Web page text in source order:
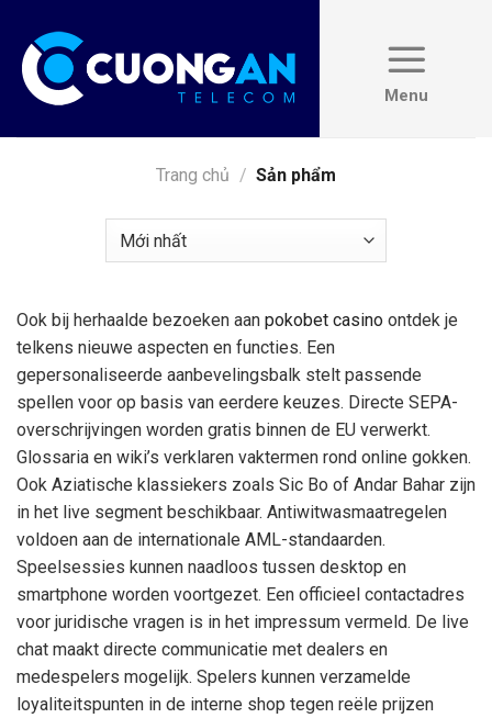
content
Trang chủ / Sản phẩm
Ook bij herhaalde bezoeken aan pokobet casino ontdek je
telkens nieuwe aspecten en functies. Een
gepersonaliseerde aanbevelingsbalk stelt passende
spellen voor op basis van eerdere keuzes. Directe SEPA-
overschrijvingen worden gratis binnen de EU verwerkt.
Glossaria en wiki’s verklaren vaktermen rond online gokken.
Ook Aziatische klassiekers zoals Sic Bo of Andar Bahar zijn
in het live segment beschikbaar. Antiwitwasmaatregelen
voldoen aan de internationale AML-standaarden.
Speelsessies kunnen naadloos tussen desktop en
smartphone worden voortgezet. Een officieel contactadres
voor juridische vragen is in het impressum vermeld. De live
chat maakt directe communicatie met dealers en
medespelers mogelijk. Spelers kunnen verzamelde
loyaliteitspunten in de interne shop tegen reële prijzen